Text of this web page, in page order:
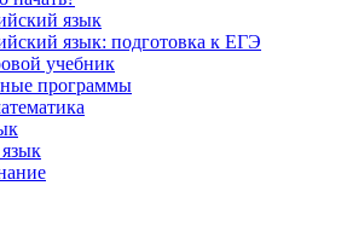
язык
язык: подготовка к ЕГЭ
учебник
программы